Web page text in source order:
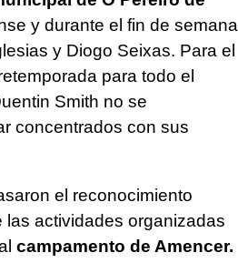
y durante el fin de semana
y Diogo Seixas. Para el
para todo el
Smith no se
concentrados con sus
el reconocimiento
las actividades organizadas
campamento de Amencer.